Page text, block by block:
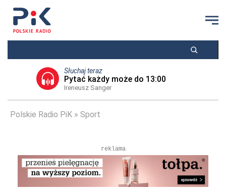
Słuchaj teraz
Pytać każdy może do 13:00
Ireneusz Sanger
Polskie Radio PiK Sport
reklama